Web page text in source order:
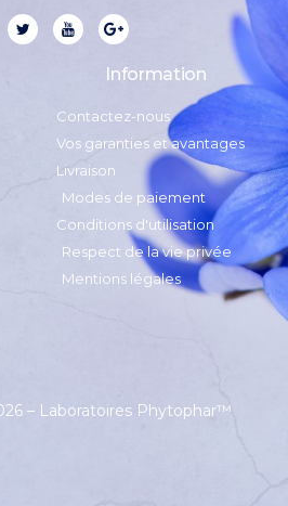
Information
Contactez-nous
Vos garanties et avantages
Livraison
Modes de paiement
Conditions d'utilisation
Respect de la vie privée
Mentions légales
– Laboratoires Phytophar™